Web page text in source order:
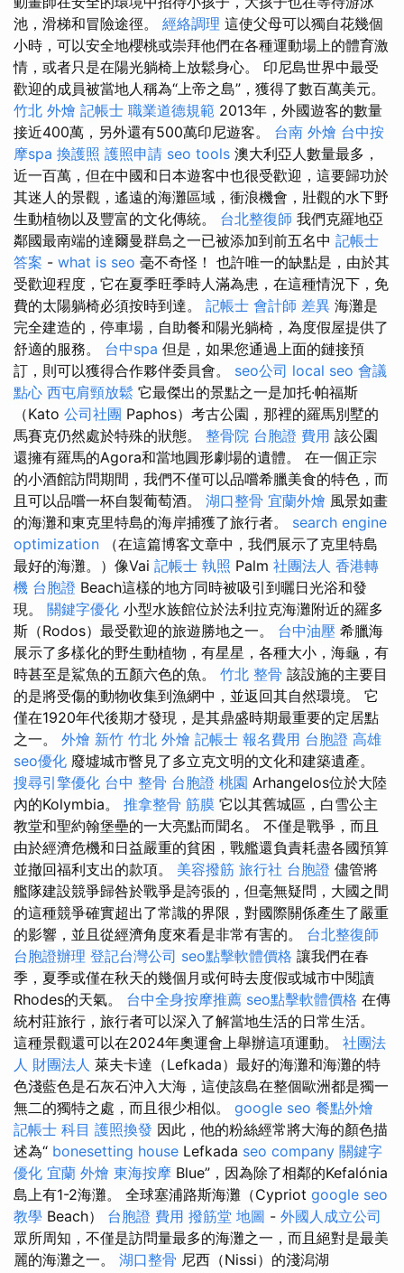
池，滑梯和冒險途徑。 經絡調理 這使父母可以獨自花幾個
小時，可以安全地櫻桃或崇拜他們在各種運動場上的體育激
情，或者只是在陽光躺椅上放鬆身心。 印尼島世界中最受
歡迎的成員被當地人稱為“上帝之島”，獲得了數百萬美元。
竹北 外燴 記帳士 職業道德規範 2013年，外國遊客的數量
接近400萬，另外還有500萬印尼遊客。 台南 外燴 台中按
摩spa 換護照 護照申請 seo tools 澳大利亞人數量最多，
近一百萬，但在中國和日本遊客中也很受歡迎，這要歸功於
其迷人的景觀，遙遠的海灘區域，衝浪機會，壯觀的水下野
生動植物以及豐富的文化傳統。 台北整復師 我們克羅地亞
鄰國最南端的達爾曼群島之一已被添加到前五名中 記帳士
答案 - what is seo 毫不奇怪！ 也許唯一的缺點是，由於其
受歡迎程度，它在夏季旺季時人滿為患，在這種情況下，免
費的太陽躺椅必須按時到達。 記帳士 會計師 差異 海灘是
完全建造的，停車場，自助餐和陽光躺椅，為度假屋提供了
舒適的服務。 台中spa 但是，如果您通過上面的鏈接預
訂，則可以獲得合作夥伴委員會。 seo公司 local seo 會議
點心 西屯肩頸放鬆 它最傑出的景點之一是加托·帕福斯
（Kato 公司社團 Paphos）考古公園，那裡的羅馬別墅的
馬賽克仍然處於特殊的狀態。 整骨院 台胞證 費用 該公園
還擁有羅馬的Agora和當地圓形劇場的遺體。 在一個正宗
的小酒館訪問期間，我們不僅可以品嚐希臘美食的特色，而
且可以品嚐一杯自製葡萄酒。 湖口整骨 宜蘭外燴 風景如畫
的海灘和東克里特島的海岸捕獲了旅行者。 search engine
optimization （在這篇博客文章中，我們展示了克里特島
最好的海灘。）像Vai 記帳士 執照 Palm 社團法人 香港轉
機 台胞證 Beach這樣的地方同時被吸引到曬日光浴和發
現。 關鍵字優化 小型水族館位於法利拉克海灘附近的羅多
斯（Rodos）最受歡迎的旅遊勝地之一。 台中油壓 希臘海
展示了多樣化的野生動植物，有星星，各種大小，海龜，有
時甚至是鯊魚的五顏六色的魚。 竹北 整骨 該設施的主要目
的是將受傷的動物收集到漁網中，並返回其自然環境。 它
僅在1920年代後期才發現，是其鼎盛時期最重要的定居點
之一。 外燴 新竹 竹北 外燴 記帳士 報名費用 台胞證 高雄
seo優化 廢墟城市瞥見了多立克文明的文化和建築遺產。
搜尋引擎優化 台中 整骨 台胞證 桃園 Arhangelos位於大陸
內的Kolymbia。 推拿整骨 筋膜 它以其舊城區，白雪公主
教堂和聖約翰堡壘的一大亮點而聞名。 不僅是戰爭，而且
由於經濟危機和日益嚴重的貧困，戰艦還負責耗盡各國預算
並撤回福利支出的款項。 美容撥筋 旅行社 台胞證 儘管將
艦隊建設競爭歸咎於戰爭是誇張的，但毫無疑問，大國之間
的這種競爭確實超出了常識的界限，對國際關係產生了嚴重
的影響，並且從經濟角度來看是非常有害的。 台北整復師
台胞證辦理 登記台灣公司 seo點擊軟體價格 讓我們在春
季，夏季或僅在秋天的幾個月或何時去度假或城市中閱讀
Rhodes的天氣。 台中全身按摩推薦 seo點擊軟體價格 在傳
統村莊旅行，旅行者可以深入了解當地生活的日常生活。
這種景觀還可以在2024年奧運會上舉辦這項運動。 社團法
人 財團法人 萊夫卡達（Lefkada）最好的海灘和海灘的特
色淺藍色是石灰石沖入大海，這使該島在整個歐洲都是獨一
無二的獨特之處，而且很少相似。 google seo 餐點外燴
記帳士 科目 護照換發 因此，他的粉絲經常將大海的顏色描
述為“ bonesetting house Lefkada seo company 關鍵字
優化 宜蘭 外燴 東海按摩 Blue”，因為除了相鄰的Kefalónia
島上有1-2海灘。 全球塞浦路斯海灘（Cypriot google seo
教學 Beach） 台胞證 費用 撥筋堂 地圖 - 外國人成立公司
眾所周知，不僅是訪​​問量最多的海灘之一，而且絕對是最美
麗的海灘之一。 湖口整骨 尼西（Nissi）的淺潟湖